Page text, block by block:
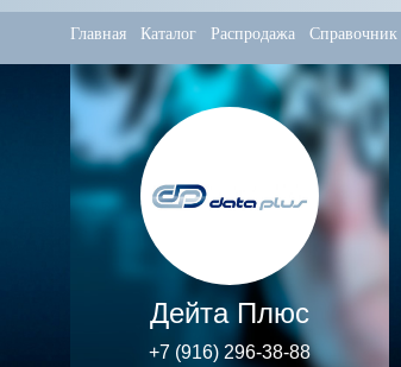
Главная Каталог Распродажа Справочник
Дейта Плюс
+7 (916) 296-38-88